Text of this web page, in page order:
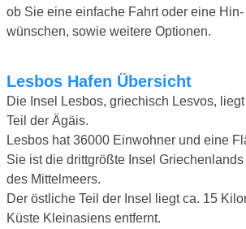
ob Sie eine einfache Fahrt oder eine
wünschen, sowie weitere Optionen.
Lesbos Hafen Übersicht
Die Insel Lesbos, griechisch Lesvos,
Teil der Ägäis.
Lesbos hat 36000 Einwohner und eine
Sie ist die drittgrößte Insel
des Mittelmeers.
Der östliche Teil der Insel liegt ca. 15
Küste Kleinasiens entfernt.